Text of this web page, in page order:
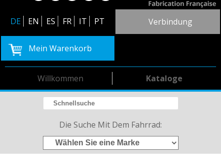
DE EN ES FR IT PT Verbindung
Mein Warenkorb
Kataloge
Willkommen
Die Suche Mit Dem Fahrrad: